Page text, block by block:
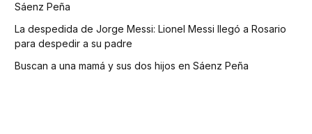
Sáenz Peña
La despedida de Jorge Messi: Lionel Messi llegó a Rosario
para despedir a su padre
Buscan a una mamá y sus dos hijos en Sáenz Peña